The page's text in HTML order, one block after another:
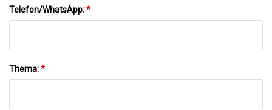
Telefon/WhatsApp:*
Thema:*